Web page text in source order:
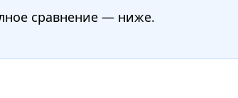
сравнение — ниже.